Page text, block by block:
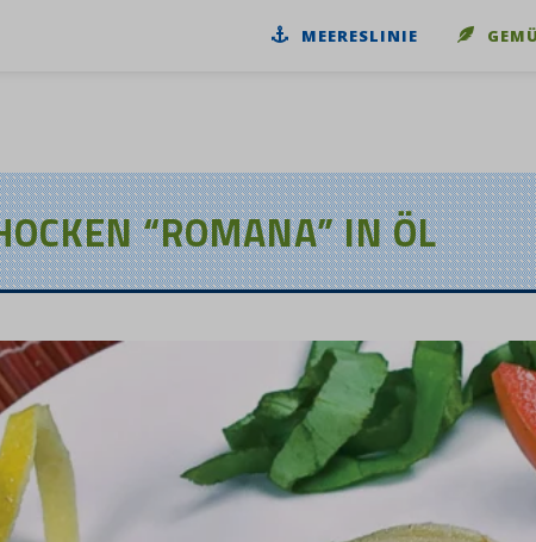
MEERESLINIE
“ROMANA” IN ÖL